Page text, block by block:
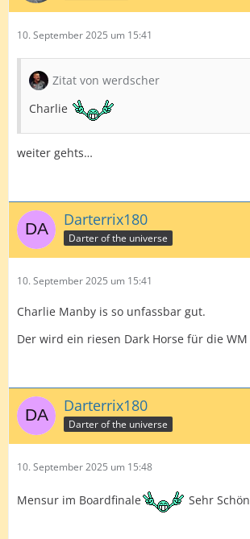
10. September 2025 um 15:41
Zitat von werdscher
Charlie
weiter gehts…
Darterrix180
Darter of the universe
10. September 2025 um 15:41
Charlie Manby is so unfassbar gut.
Der wird ein riesen Dark Horse für die WM
Darterrix180
Darter of the universe
10. September 2025 um 15:48
Mensur im Boardfinale Sehr Schön